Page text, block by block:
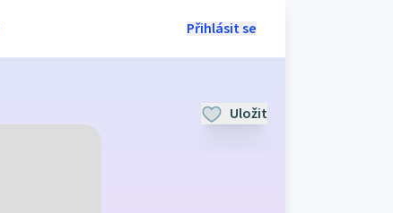
Přihlásit se
Uložit